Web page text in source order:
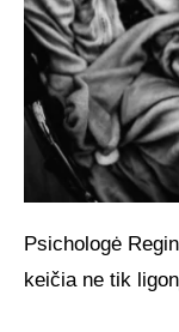
Psichologė
keičia ne tik